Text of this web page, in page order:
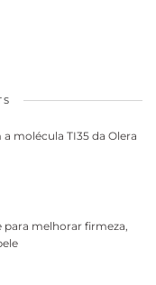
molécula TI35 da Olera
para melhorar firmeza,